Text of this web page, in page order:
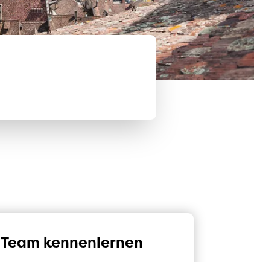
Team kennenlernen